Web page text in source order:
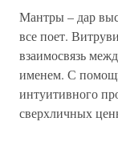
Мантры – дар
все поет.
взаимосвязь
именем. С
интуитивного
сверхличных